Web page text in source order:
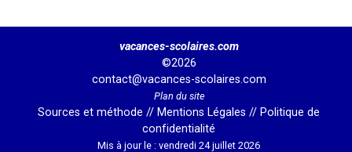
vacances-scolaires.com
©2026
contact@vacances-scolaires.com
Plan du site
Sources et méthode // Mentions Légales // Politique de
confidentialité
Mis à jour le : vendredi 24 juillet 2026